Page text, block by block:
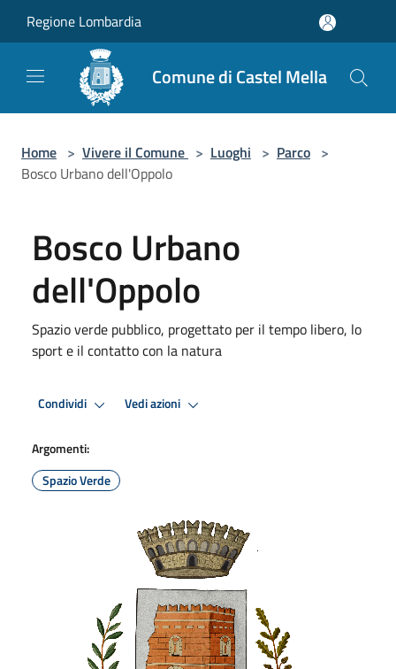
Regione Lombardia
Comune di Castel Mella
Home > Vivere il Comune > Luoghi > Parco >
Bosco Urbano dell'Oppolo
Bosco Urbano
dell'Oppolo
Spazio verde pubblico, progettato per il tempo libero, lo
sport e il contatto con la natura
Condividi Vedi azioni
Argomenti:
Spazio Verde